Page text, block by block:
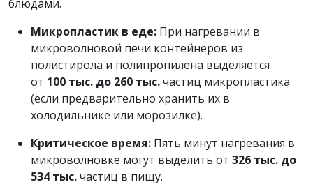
блюдами.
Микропластик в еде: При нагревании в
микроволновой печи контейнеров из
полистирола и полипропилена выделяется
от 100 тыс. до 260 тыс.частиц микропластика
(если предварительно хранить их в
холодильнике или морозилке).
Критическое время: Пять минут нагревания в
микроволновке могут выделить от 326 тыс. до
534 тыс.частиц в пищу.